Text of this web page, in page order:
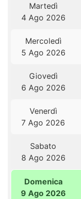
Martedì
4 Ago 2026
Mercoledì
5 Ago 2026
Giovedì
6 Ago 2026
Venerdì
7 Ago 2026
Sabato
8 Ago 2026
Domenica
9 Ago 2026